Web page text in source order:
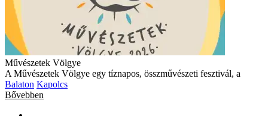
Művészetek Völgye
A Művészetek Völgye egy tíznapos, összművészeti fesztivál, a
Balaton Kapolcs
Bővebben